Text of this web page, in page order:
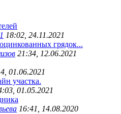
18:02, 24.11.2021
грядок...
21:34, 12.06.2021
01.06.2021
участка.
01.05.2021
16:41, 14.08.2020